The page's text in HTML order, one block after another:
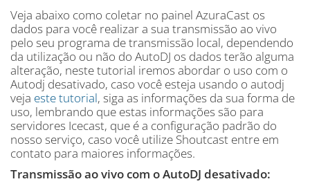
Veja abaixo como coletar no painel AzuraCast os
dados para você realizar a sua transmissão ao vivo
pelo seu programa de transmissão local, dependendo
da utilização ou não do AutoDJ os dados terão alguma
alteração, neste tutorial iremos abordar o uso com o
Autodj desativado, caso você esteja usando o autodj
veja este tutorial, siga as informações da sua forma de
uso, lembrando que estas informações são para
servidores Icecast, que é a configuração padrão do
nosso serviço, caso você utilize Shoutcast entre em
contato para maiores informações.
Transmissão ao vivo com o AutoDJ desativado: